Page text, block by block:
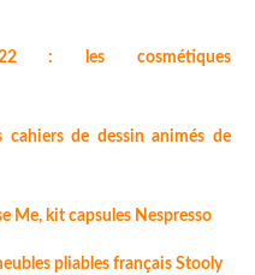
: les cosmétiques
cahiers de dessin animés de
Me, kit capsules Nespresso
pliables français Stooly